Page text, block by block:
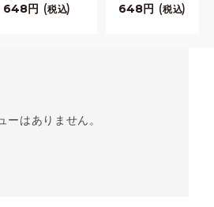
648 税込 648 税込
ーはありません。